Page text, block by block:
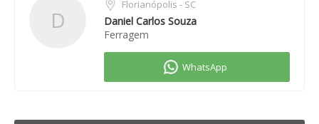
D
Florianópolis - SC
Daniel Carlos Souza
Ferragem